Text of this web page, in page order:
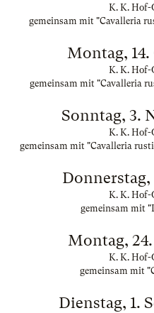
K. K. Hof-
gemeinsam mit "Cavalleria
Montag,
K. K. Hof-
gemeinsam mit "Cavalleria
Sonntag, 3.
K. K. Hof-
gemeinsam mit "Cavalleria
Donnerstag,
K. K. Hof-
gemeinsam mit
Montag,
K. K. Hof-
gemeinsam mit
Dienstag, 1.